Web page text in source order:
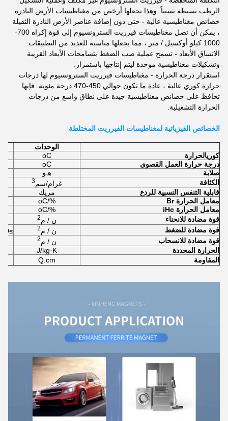
الرطب بسيطة نسبياً. وهذا يجعلها أرخص من مغناطيسات الأرض النادرة.
خصائص مغناطيسية عالية - حتى دون إضافة عناصر الأرض النادرة الثقيلة
، يمكن أن تصل مغناطيسات فيرريت السترونسيوم إلى قوة إكراه 700-
1000 كيلو أوكسيل / متر ، مما يجعلها مناسبة للعديد من التطبيقات.
الاتساق الأبعاد - تسمح عملية صب الضغط بتسامحات الأبعاد القريبة
وتشكيلات مغناطيسية موحدة ليتم إنتاجها باستمرار.
استقرار درجة الحرارة - مغناطيسات فيرريت السترونسيوم لها درجات
حرارة كوري عالية ، عادة ما تكون حوالي 450-470 درجة مئوية. فإنها
تحافظ على خصائص مغناطيسية جيدة على نطاق واسع من درجات
الحرارة التشغيلية.
الخصائص الفيزيائية لمغناطيسات الفيرريت المختلطة
الوحدات
كوريالحرارة
oC
درجة حرارة العمل القصوى
oC
صلابة
هـو
الكثافة
غرام/سم 3
قابلية التنفس النسبية للردع
مريك
معامل الحرارة Br
%/oC
معامل الحرارة iHc
%/oC
قوة مضادة للانحناء
ن / م2
قوة مضادة للضغط ن / م2
≥6.9×10
قوة مضادة للانسحاب
ن / م2
الحرارة المحددة
J/kg·K
المقاومة
Q.cm